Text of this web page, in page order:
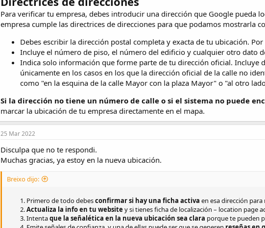
Para verificar tu empresa, debes introducir una dirección que Google pueda
empresa cumple las directrices de direcciones para que podamos mostrarla
Debes escribir la dirección postal completa y exacta de tu ubicación.
Incluye el número de piso, el número del edificio y cualquier otro dato
Indica solo información que forme parte de tu dirección oficial. Incluye
únicamente en los casos en los que la dirección oficial de la calle no
como "en la esquina de la calle Mayor con la plaza Mayor" o "al otro
Si la dirección no tiene un número de calle o si el sistema no puede
marcar la ubicación de tu empresa directamente en el mapa.
25 Mar 2022
Disculpa que no te respondi.
Muchas gracias, ya estoy en la nueva ubicación.
Breixo dijo:
Primero de todo debesconfirmar si hay una ficha activa en esa dirección
Actualiza la info en tu website y si tienes ficha de localización – location page
Intentaque la señalética en la nueva ubicación sea clara porque te pueden